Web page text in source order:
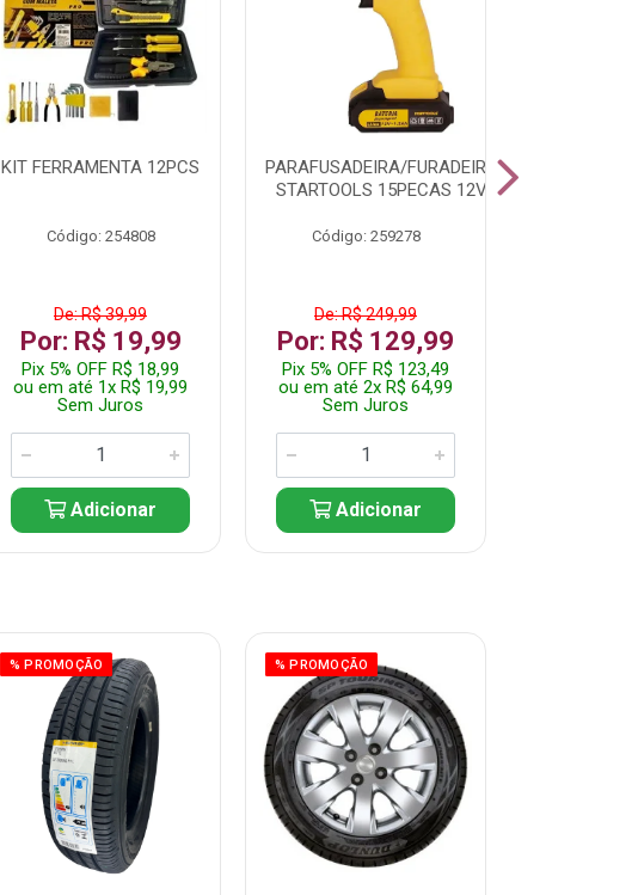
KIT FERRAMENTA 12PCS
Código: 254808
De: R$ 39,99
Por: R$ 19,99
Pix 5% OFF R$ 18,99
ou em até 1x R$ 19,99
Sem Juros
Adicionar
PARAFUSADEIRA/FURADEIRA
STARTOOLS 15PECAS 12V
Código: 259278
De: R$ 249,99
Por: R$ 129,99
Pix 5% OFF R$ 123,49
ou em até 2x R$ 64,99
Sem Juros
Adicionar
% PROMOÇÃO % PROMOÇÃO